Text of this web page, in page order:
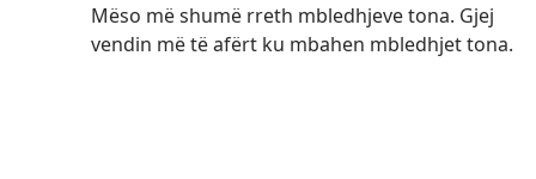
Mëso më shumë rreth mbledhjeve tona. Gjej
vendin më të afërt ku mbahen mbledhjet tona.